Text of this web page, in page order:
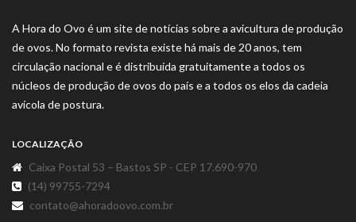
A Hora do Ovo é um site de notícias sobre a avicultura de produção
de ovos. No formato revista existe há mais de 20 anos, tem
circulação nacional e é distribuída gratuitamente a todos os
núcleos de produção de ovos do país e a todos os elos da cadeia
avícola de postura.
LOCALIZAÇÃO
Caixa Postal 53 – Bastos SP - CEP 17.690-970
(14) 99755-7294
contato@ahoradoovo.com.br